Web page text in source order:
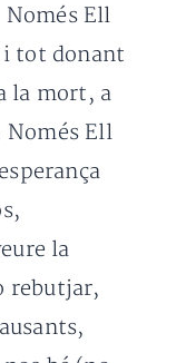
Ell
i tot donant
la mort, a
Només Ell
la
rebutjar,